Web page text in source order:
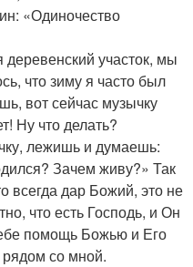
«Одиночество
участок, мы
что зиму я часто был
вот сейчас музычку
Ну что делать?
лежишь и думаешь:
Зачем живу?» Так
всегда дар Божий, это не
что есть Господь, и Он
помощь Божью и Его
рядом со мной.